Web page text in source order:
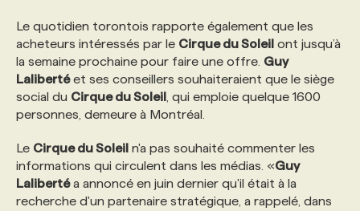
NOS TARIFS
PROGRAMMES DE SUBVENTIONS
ANNONCEZ AVEC NOUS
ANNONCEZ AVEC NOUS
Le quotidien torontois rapporte également que les
acheteurs intéressés par le Cirque du Soleil ont jusqu’à
la semaine prochaine pour faire une offre. Guy
Lalibertéet ses conseillers souhaiteraient que le siège
social du Cirque du Soleil , qui emploie quelque 1600
personnes, demeure à Montréal.
Le Cirque du Soleil n'a pas souhaité commenter les
informations qui circulent dans les médias. «Guy
Lalibertéa annoncé en juin dernier qu'il était à la
recherche d'un partenaire stratégique, a rappelé, dans